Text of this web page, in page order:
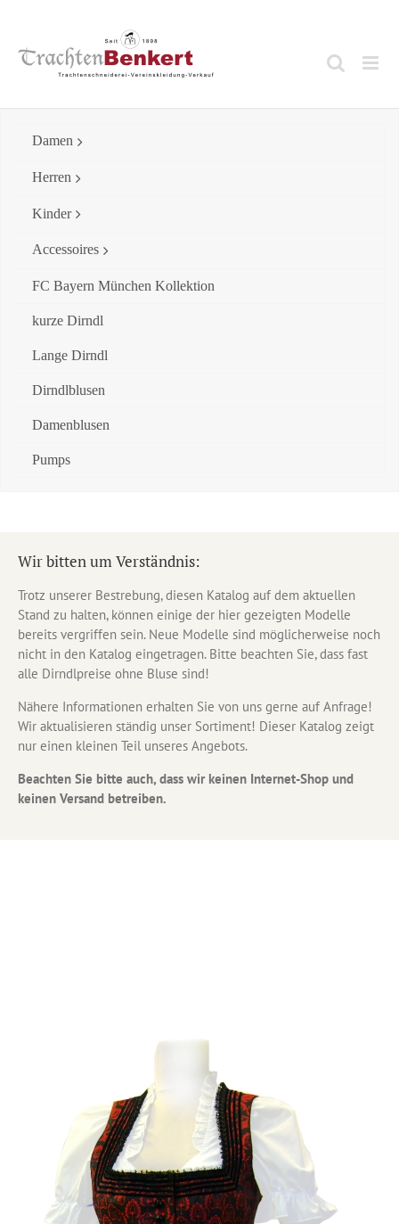
content
Damen
Herren
Kinder
Accessoires
FC Bayern München Kollektion
kurze Dirndl
Lange Dirndl
Dirndlblusen
Damenblusen
Pumps
Wir bitten um Verständnis:
Trotz unserer Bestrebung, diesen Katalog auf dem aktuellen
Stand zu halten, können einige der hier gezeigten Modelle
bereits vergriffen sein. Neue Modelle sind möglicherweise noch
nicht in den Katalog eingetragen. Bitte beachten Sie, dass fast
alle Dirndlpreise ohne Bluse sind!
Nähere Informationen erhalten Sie von uns gerne auf Anfrage!
Wir aktualisieren ständig unser Sortiment! Dieser Katalog zeigt
nur einen kleinen Teil unseres Angebots.
Beachten Sie bitte auch, dass wir keinen Internet-Shop und
keinen Versand betreiben.